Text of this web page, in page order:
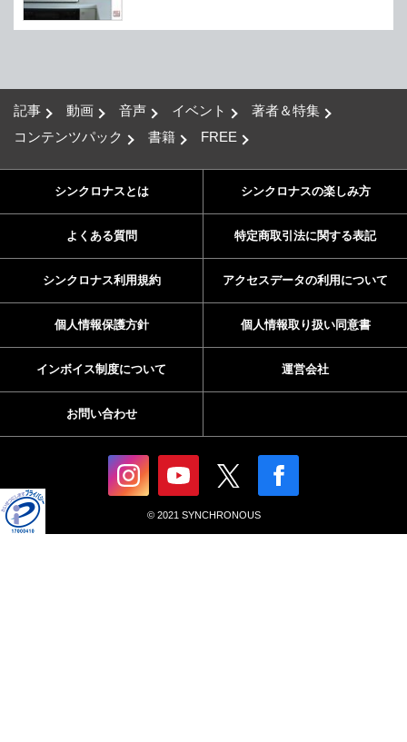
記事 動画 音声 イベント
著者＆特集
コンテンツパック
書籍 FREE
シンクロナスとは シンクロナスの楽しみ方
よくある質問 特定商取引法に関する表記
シンクロナス利用規約 アクセスデータの利用について
個人情報保護方針 個人情報取り扱い同意書
インボイス制度について 運営会社
お問い合わせ
© 2021 SYNCHRONOUS